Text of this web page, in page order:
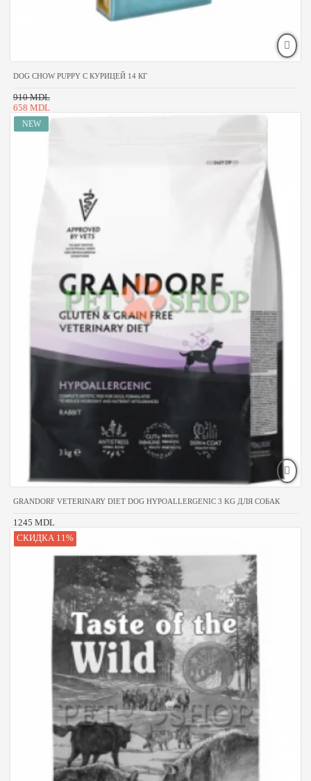
DOG CHOW PUPPY С КУРИЦЕЙ 14 КГ
910 MDL
658 MDL
GRANDORF VETERINARY DIET DOG HYPOALLERGENIC 3 KG ДЛЯ СОБАК
1245 MDL
СКИДКА 11%